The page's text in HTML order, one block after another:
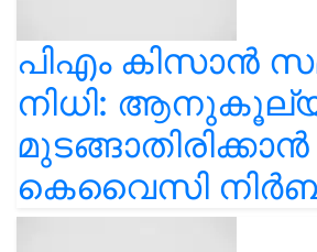
പിഎം കിസാൻ
നിധി:
കെവൈസി